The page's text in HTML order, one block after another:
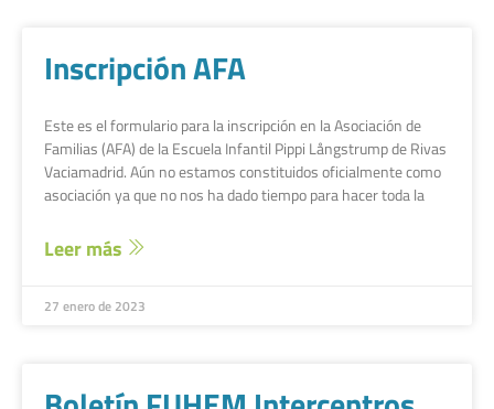
Inscripción AFA
Este es el formulario para la inscripción en la Asociación de
Familias (AFA) de la Escuela Infantil Pippi Långstrump de Rivas
Vaciamadrid. Aún no estamos constituidos oficialmente como
asociación ya que no nos ha dado tiempo para hacer toda la
Leer más
27 enero de 2023